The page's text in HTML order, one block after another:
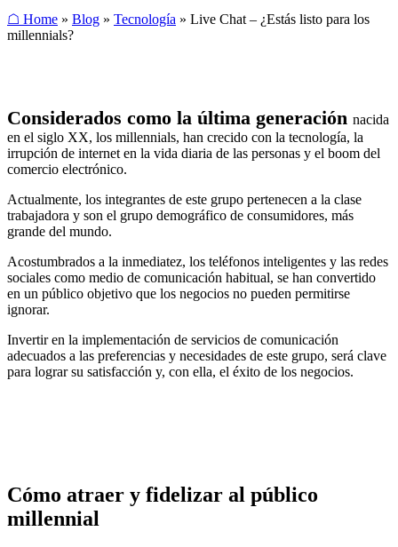
☖ Home » Blog » Tecnología » Live Chat – ¿Estás listo para los
millennials?
Considerados como la última generación nacida
en el siglo XX, los millennials, han crecido con la tecnología, la
irrupción de internet en la vida diaria de las personas y el boom del
comercio electrónico.
Actualmente, los integrantes de este grupo pertenecen a la clase
trabajadora y son el grupo demográfico de consumidores, más
grande del mundo.
Acostumbrados a la inmediatez, los teléfonos inteligentes y las redes
sociales como medio de comunicación habitual, se han convertido
en un público objetivo que los negocios no pueden permitirse
ignorar.
Invertir en la implementación de servicios de comunicación
adecuados a las preferencias y necesidades de este grupo, será clave
para lograr su satisfacción y, con ella, el éxito de los negocios.
Cómo atraer y fidelizar al público
millennial